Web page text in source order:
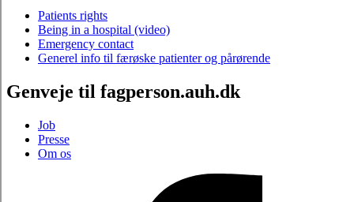
Patients rights
Being in a hospital (video)
Emergency contact
Generel info til færøske patienter og pårørende
Genveje til fagperson.auh.dk
Job
Presse
Om os